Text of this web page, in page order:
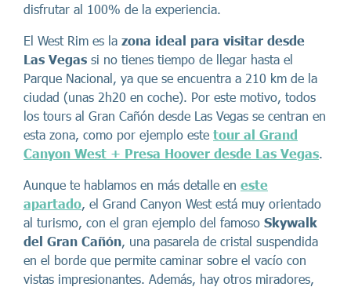
disfrutar al 100% de la experiencia.
El West Rim es la zona ideal para visitar desde
Las Vegas si no tienes tiempo de llegar hasta el
Parque Nacional, ya que se encuentra a 210 km de la
ciudad (unas 2h20 en coche). Por este motivo, todos
los tours al Gran Cañón desde Las Vegas se centran en
esta zona, como por ejemplo este tour al Grand
Canyon West + Presa Hoover desde Las Vegas.
Aunque te hablamos en más detalle en este
apartado, el Grand Canyon West está muy orientado
al turismo, con el gran ejemplo del famoso Skywalk
del Gran Cañón, una pasarela de cristal suspendida
en el borde que permite caminar sobre el vacío con
vistas impresionantes. Además, hay otros miradores,